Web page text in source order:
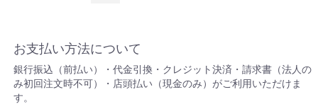
お支払い方法について
銀行振込（前払い）・代金引換・クレジット決済・請求書（法人の
み初回注文時不可）・店頭払い（現金のみ）がご利用いただけま
す。